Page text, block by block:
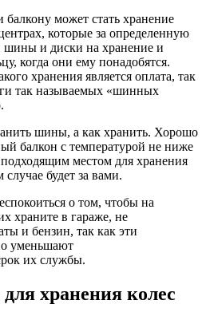
может стать хранение
которые за определенную
шины и диски на хранение и
когда они ему понадобятся.
хранения является оплата, так
так называемых «шинных
шины, а как хранить. Хорошо
балкон с температурой не ниже
местом для хранения
будет за вами.
о том, чтобы на
храните в гараже, не
и бензин, так как эти
уменьшают
их службы.
хранения колес